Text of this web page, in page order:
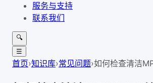
服务与支持
联系我们
🔍
☰
首页›知识库›常见问题›如何检查清洁